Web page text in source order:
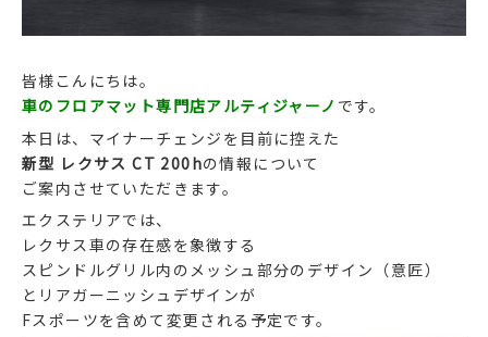
皆様こんにちは。
車のフロアマット専門店アルティジャーノ です。
本日は、マイナーチェンジを目前に控えた
新型 レクサス CT 200hの情報について
ご案内させていただきます。
エクステリアでは、
レクサス車の存在感を象徴する
スピンドルグリル内のメッシュ部分のデザイン（意匠）
とリアガーニッシュデザインが
Fスポーツを含めて変更される予定です。